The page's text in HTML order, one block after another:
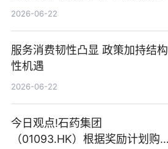
2026-06-22
服务消费韧性凸显 政策加持结构
性机遇
2026-06-22
今日观点!石药集团
（01093.HK）根据奖励计划购